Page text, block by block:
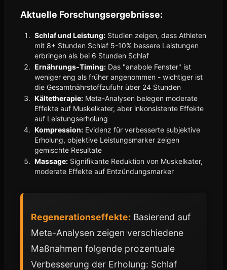
Aktuelle Forschungsergebnisse:
Schlaf und Leistung: Studien zeigen, dass Athleten
mit 8+ Stunden Schlaf 5-10% bessere Leistungen
erbringen als bei 6 Stunden Schlaf
Ernährungs-Timing: Das "anabole Fenster" ist
weniger eng als früher angenommen - wichtiger ist
die Gesamtnährstoffzufuhr über 24 Stunden
Kältetherapie: Meta-Analysen belegen moderate
Effekte auf Muskelkater, aber inkonsistente Effekte
auf Leistungserholung
Kompression: Evidenz für verbesserte subjektive
Erholung, objektive Leistungsmarker zeigen
gemischte Resultate
Massage: Signifikante Reduktion von Muskelkater,
moderate Effekte auf Entzündungsmarker
Regenerationseffekte: Basierend auf
Meta-Analysen zeigen verschiedene
Maßnahmen folgende prozentuale
Verbesserung der Erholung: Schlaf